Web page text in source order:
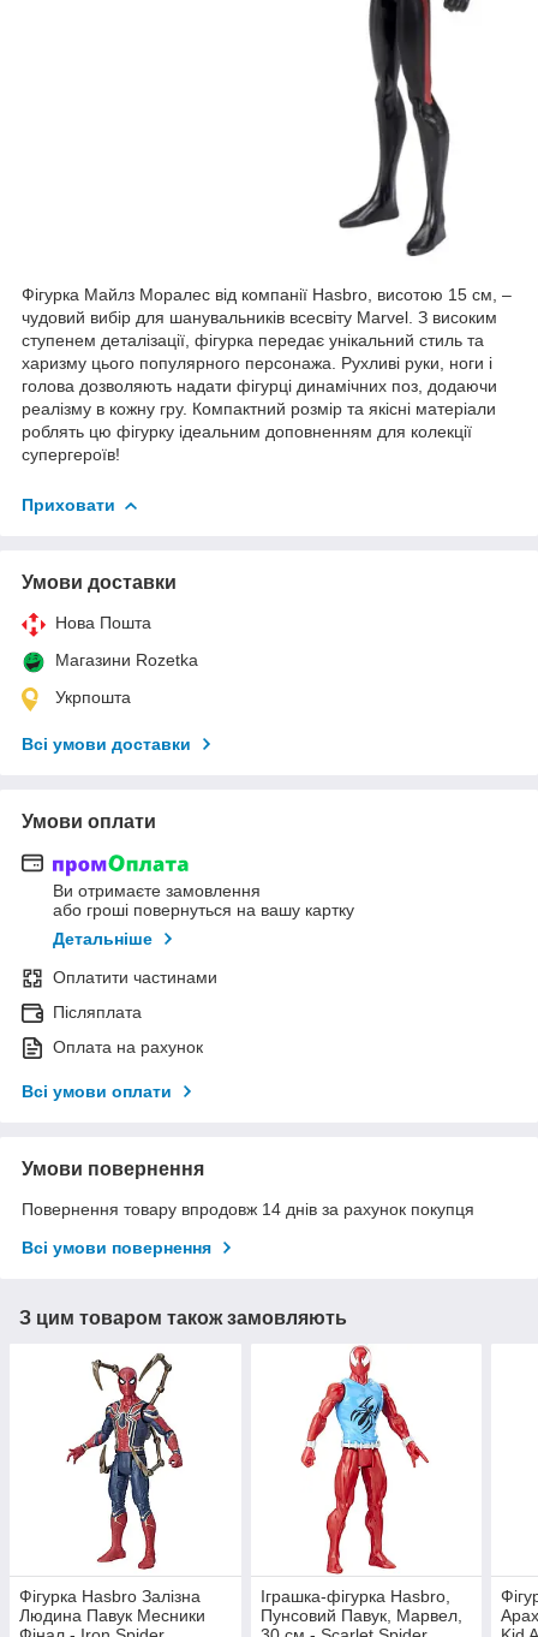
Фігурка Майлз Моралес від компанії Hasbro, висотою 15 см, –
чудовий вибір для шанувальників всесвіту Marvel. З високим
ступенем деталізації, фігурка передає унікальний стиль та
харизму цього популярного персонажа. Рухливі руки, ноги і
голова дозволяють надати фігурці динамічних поз, додаючи
реалізму в кожну гру. Компактний розмір та якісні матеріали
роблять цю фігурку ідеальним доповненням для колекції
супергероїв!
Приховати
Умови доставки
Нова Пошта
Магазини Rozetka
Укрпошта
Всі умови доставки
Умови оплати
Ви отримаєте замовлення
або гроші повернуться на вашу картку
Детальніше
Оплатити частинами
Післяплата
Оплата на рахунок
Всі умови оплати
Умови повернення
Повернення товару впродовж 14 днів за рахунок покупця
Всі умови повернення
З цим товаром також замовляють
Фігурка Hasbro Залізна
Людина Павук Месники
Іграшка-фігурка Hasbro,
Пунсовий Павук, Марвел,